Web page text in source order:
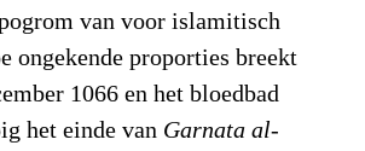
van voor islamitisch
ongekende proporties breekt
1066 en het bloedbad
het einde van Garnata al-